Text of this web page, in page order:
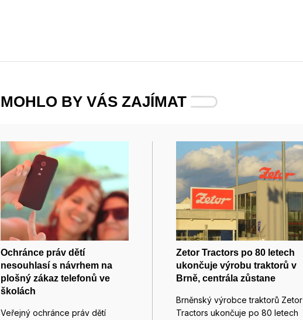
MOHLO BY VÁS ZAJÍMAT
Ochránce práv dětí
nesouhlasí s návrhem na
plošný zákaz telefonů ve
školách
Veřejný ochránce práv dětí
Zetor Tractors po 80 letech
ukončuje výrobu traktorů v
Brně, centrála zůstane
Brněnský výrobce traktorů Zetor
Tractors ukončuje po 80 letech